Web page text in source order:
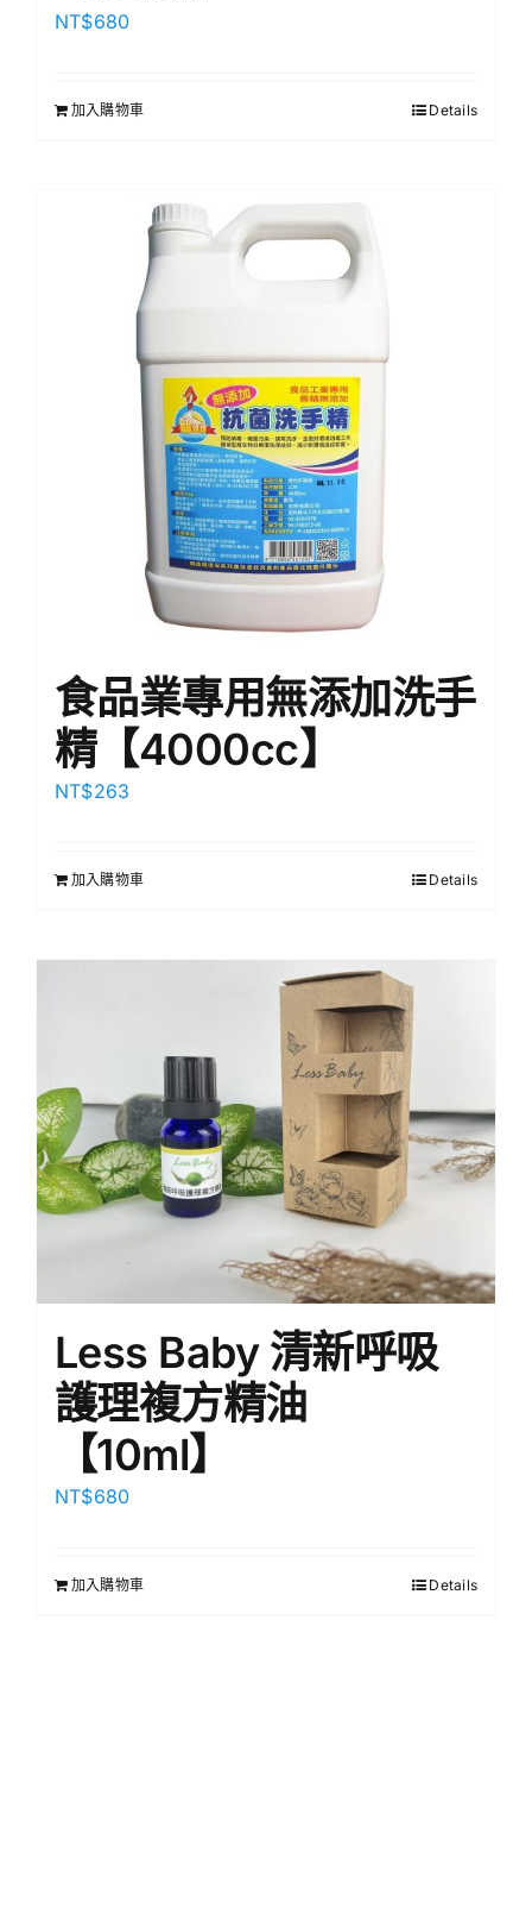
NT$680
加入購物車 Details
食品業專用無添加洗手
精【4000cc】
NT$263
加入購物車 Details
Less Baby 清新呼吸
護理複方精油
【10ml】
NT$680
加入購物車 Details